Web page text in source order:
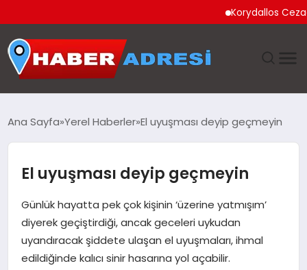
Korydallos
GÜNDEM
SPOR
EKONOMI
TEKNOLOJI
Ana Sayfa Yerel Haberler El uyuşması deyip geçmeyin
El uyuşması deyip geçmeyin
Günlük hayatta pek çok kişinin ‘üzerine yatmışım’
diyerek geçiştirdiği, ancak geceleri uykudan
uyandıracak şiddete ulaşan el uyuşmaları, ihmal
edildiğinde kalıcı sinir hasarına yol açabilir.